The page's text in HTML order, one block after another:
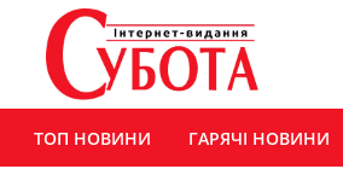
ТОП НОВИНИ ГАРЯЧІ НОВИНИ